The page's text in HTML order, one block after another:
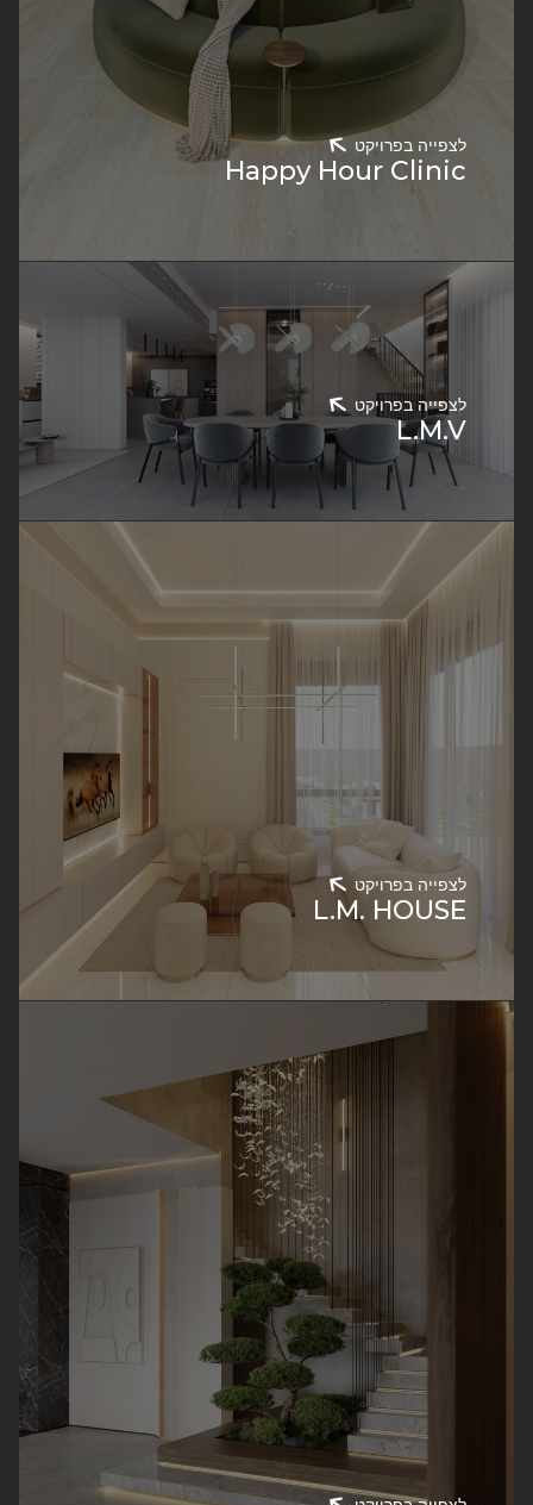
Happy Hour Clinic
לצפייה בפרויקט
L.M.V
לצפייה בפרויקט
L.M. HOUSE
לצפייה בפרויקט